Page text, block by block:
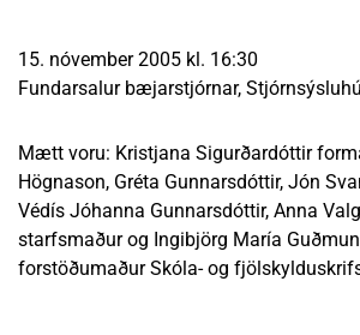
15. nóvember 2005 kl. 16:30
Fundarsalur bæjarstjórnar,
Mætt voru: Kristjana Sigurðardóttir
Högnason, Gréta Gunnarsdóttir, Jón
Védís Jóhanna Gunnarsdóttir, Anna
starfsmaður og Ingibjörg María
forstöðumaður Skóla- og